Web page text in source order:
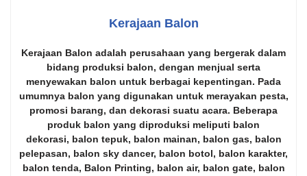
Kerajaan Balon
Kerajaan Balon adalah perusahaan yang bergerak dalam
bidang produksi balon, dengan menjual serta
menyewakan balon untuk berbagai kepentingan. Pada
umumnya balon yang digunakan untuk merayakan pesta,
promosi barang, dan dekorasi suatu acara. Beberapa
produk balon yang diproduksi meliputi balon
dekorasi, balon tepuk, balon mainan, balon gas, balon
pelepasan, balon sky dancer, balon botol, balon karakter,
balon tenda, Balon Printing, balon air, balon gate, balon